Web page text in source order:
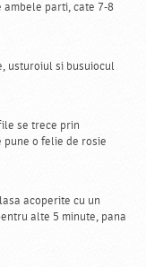
ambele parti, cate 7-8
usturoiul si busuiocul
se trece prin
pune o felie de rosie
acoperite cu un
alte 5 minute, pana